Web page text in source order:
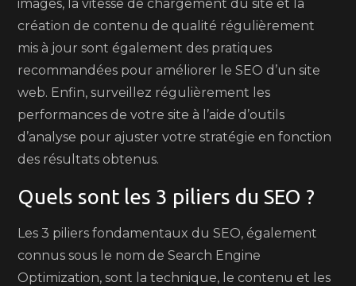
images, la vitesse de chargement du site et la
création de contenu de qualité régulièrement
mis à jour sont également des pratiques
recommandées pour améliorer le SEO d’un site
web. Enfin, surveillez régulièrement les
performances de votre site à l’aide d’outils
d’analyse pour ajuster votre stratégie en fonction
des résultats obtenus.
Quels sont les 3 piliers du SEO ?
Les 3 piliers fondamentaux du SEO, également
connus sous le nom de Search Engine
Optimization, sont la technique, le contenu et les